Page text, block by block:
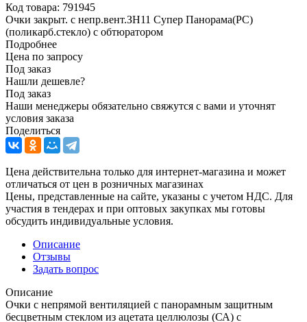
Код товара: 791945
Очки закрыт. с непр.вент.ЗН11 Супер Панорама(РС)
(поликарб.стекло) с обтюратором
Подробнее
Цена по запросу
Под заказ
Нашли дешевле?
Под заказ
Наши менеджеры обязательно свяжутся с вами и уточнят
условия заказа
Поделиться
Цена действительна только для интернет-магазина и может
отличаться от цен в розничных магазинах
Цены, представленные на сайте, указаны с учетом НДС. Для
участия в тендерах и при оптовых закупках мы готовы
обсудить индивидуальные условия.
Описание
Отзывы
Задать вопрос
Описание
Очки с непрямой вентиляцией с панорамным защитным
бесцветным стеклом из ацетата целлюлозы (СА) с